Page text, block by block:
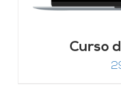
Curso